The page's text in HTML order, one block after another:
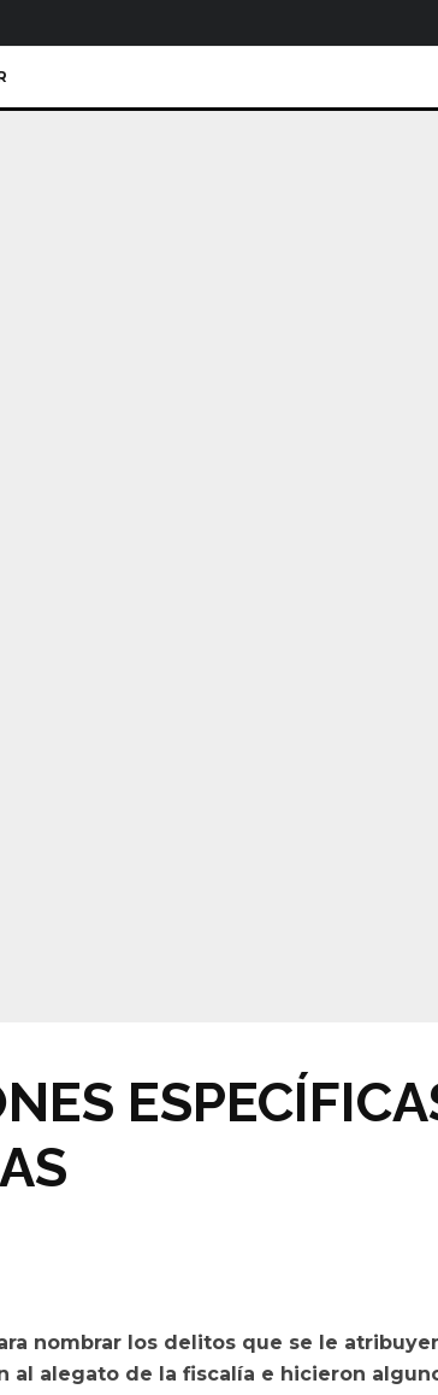
nombrar los delitos que se le
alegato de la fiscalía e hicieron